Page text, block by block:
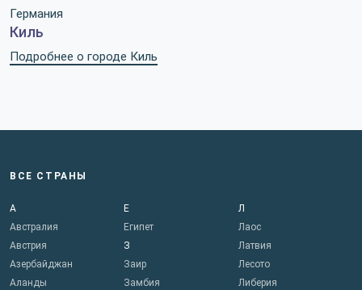
Германия
Киль
Подробнее о городе Киль
ВСЕ СТРАНЫ
А
Австралия
Австрия
Азербайджан
Аланды
Е
Египет
З
Заир
Замбия
Л
Лаос
Латвия
Лесото
Либерия